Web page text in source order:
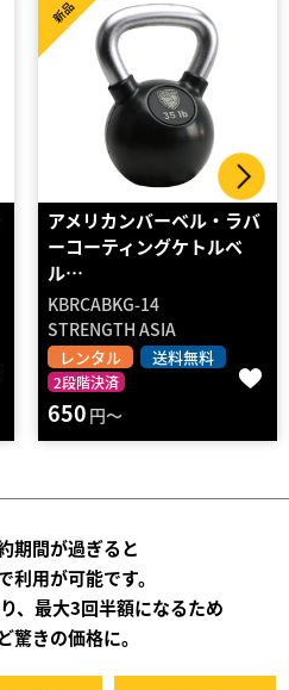
アメリカンバーベル・スチ
ールケトルベル 36KG…
KBCKG-36
STRENGTH ASIA
レンタル 送料無料
2段階決済
新品
1460円～
期間が過ぎると
利用が可能です。
、最大3回半額になるため
驚きの価格に。